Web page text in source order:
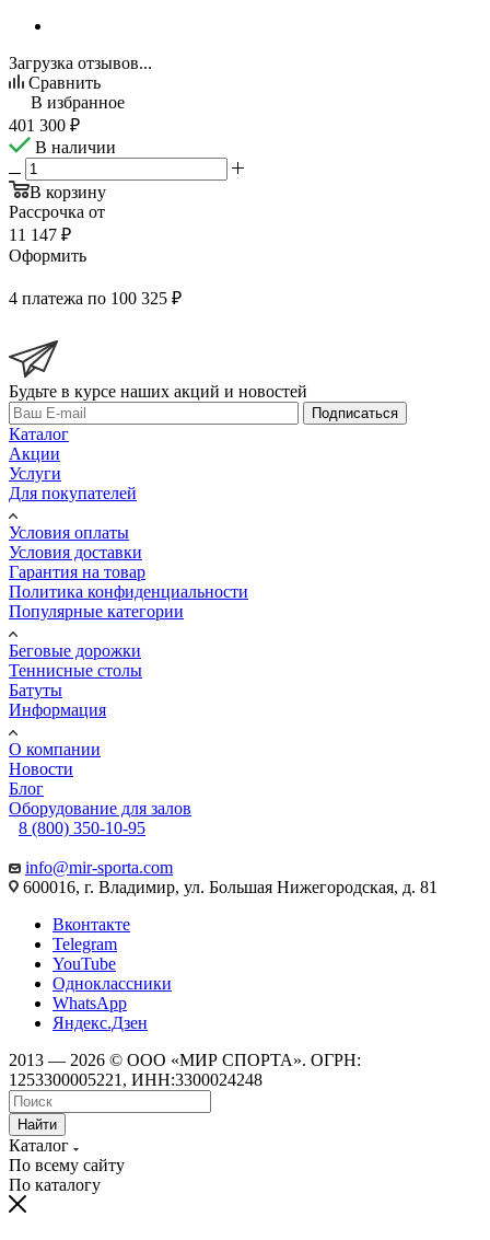
Загрузка отзывов...
Сравнить
В избранное
401 300 ₽
В наличии
В корзину
Рассрочка от
11 147 ₽
Оформить
4 платежа по 100 325 ₽
Будьте в курсе наших акций и новостей
Подписаться
Каталог
Акции
Услуги
Для покупателей
Условия оплаты
Условия доставки
Гарантия на товар
Политика конфиденциальности
Популярные категории
Беговые дорожки
Теннисные столы
Батуты
Информация
О компании
Новости
Блог
Оборудование для залов
8 (800) 350-10-95
info@mir-sporta.com
600016, г. Владимир, ул. Большая Нижегородская, д. 81
Вконтакте
Telegram
YouTube
Одноклассники
WhatsApp
Яндекс.Дзен
2013 — 2026 © ООО «МИР СПОРТА». ОГРН:
1253300005221, ИНН:3300024248
Найти
Каталог
По всему сайту
По каталогу